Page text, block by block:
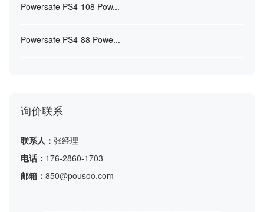
Powersafe PS4-108 Pow...
Powersafe PS4-88 Powe...
询价联系
联系人： 张经理
电话： 176-2860-1703
邮箱： 850@pousoo.com